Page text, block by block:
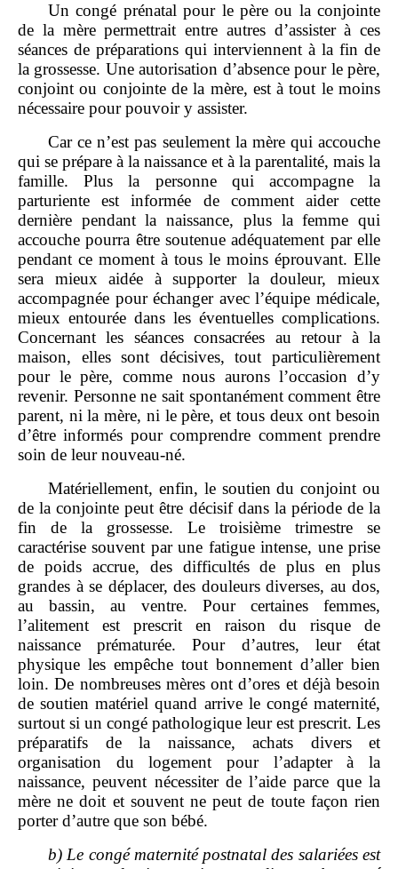
Un congé prénatal pour le père ou la conjointe
de la mère permettrait entre autres d’assister à ces
séances de préparations qui interviennent à la fin de
la grossesse. Une autorisation d’absence pour le père,
conjoint ou conjointe de la mère, est à tout le moins
nécessaire pour pouvoir y assister.
Car ce n’est pas seulement la mère qui accouche
qui se prépare à la naissance et à la parentalité, mais la
famille. Plus la personne qui accompagne la
parturiente est informée de comment aider cette
dernière pendant la naissance, plus la femme qui
accouche pourra être soutenue adéquatement par elle
pendant ce moment à tous le moins éprouvant. Elle
sera mieux aidée à supporter la douleur, mieux
accompagnée pour échanger avec l’équipe médicale,
mieux entourée dans les éventuelles complications.
Concernant les séances consacrées au retour à la
maison, elles sont décisives, tout particulièrement
pour le père, comme nous aurons l’occasion d’y
revenir. Personne ne sait spontanément comment être
parent, ni la mère, ni le père, et tous deux ont besoin
d’être informés pour comprendre comment prendre
soin de leur nouveau‑né.
Matériellement, enfin, le soutien du conjoint ou
de la conjointe peut être décisif dans la période de la
fin de la grossesse. Le troisième trimestre se
caractérise souvent par une fatigue intense, une prise
de poids accrue, des difficultés de plus en plus
grandes à se déplacer, des douleurs diverses, au dos,
au bassin, au ventre. Pour certaines femmes,
l’alitement est prescrit en raison du risque de
naissance prématurée. Pour d’autres, leur état
physique les empêche tout bonnement d’aller bien
loin. De nombreuses mères ont d’ores et déjà besoin
de soutien matériel quand arrive le congé maternité,
surtout si un congé pathologique leur est prescrit. Les
préparatifs de la naissance, achats divers et
organisation du logement pour l’adapter à la
naissance, peuvent nécessiter de l’aide parce que la
mère ne doit et souvent ne peut de toute façon rien
porter d’autre que son bébé.
b) Le congé maternité postnatal des salariées est